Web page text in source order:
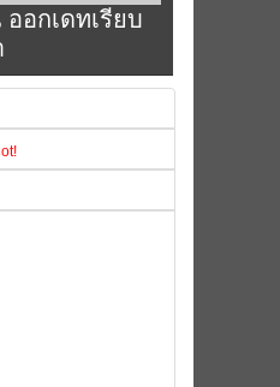
อกเดทเรียบ